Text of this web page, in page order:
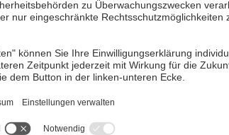
Eine (positive) Zäsur stellt die
auf verschiedene Ressorts verteilten
Verwaltung“ vor der Umstellung der
in einem OZG-Dienst umgesetzt
Herausforderungen